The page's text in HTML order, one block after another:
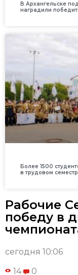
В Архангельске
наградили
Более 1500
в трудовом
Рабочие
победу в
сегодня 10:06
14 0